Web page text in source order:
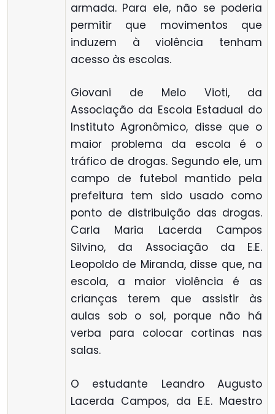
armada. Para ele, não se poderia
permitir que movimentos que
induzem à violência tenham
acesso às escolas.
Giovani de Melo Vioti, da
Associação da Escola Estadual do
Instituto Agronômico, disse que o
maior problema da escola é o
tráfico de drogas. Segundo ele, um
campo de futebol mantido pela
prefeitura tem sido usado como
ponto de distribuição das drogas.
Carla Maria Lacerda Campos
Silvino, da Associação da E.E.
Leopoldo de Miranda, disse que, na
escola, a maior violência é as
crianças terem que assistir às
aulas sob o sol, porque não há
verba para colocar cortinas nas
salas.
O estudante Leandro Augusto
Lacerda Campos, da E.E. Maestro